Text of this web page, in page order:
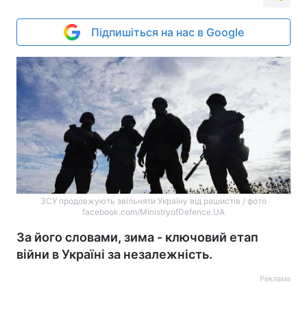
Підпишіться на нас в Google
ЗСУ продовжують звільняти Україну від рашистів / фото
facebook.com/MinistryofDefence.UA
За його словами, зима - ключовий етап
війни в Україні за незалежність.
Реклама